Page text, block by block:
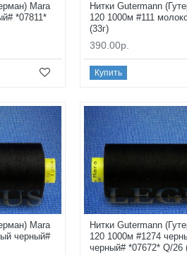
Mara
*07811*
Нитки Gutermann
120 1000м #111
(33г)
390.00р.
Купить
Mara
черный#
Нитки Gutermann
120 1000м #1274
черный# *07672* Q/26